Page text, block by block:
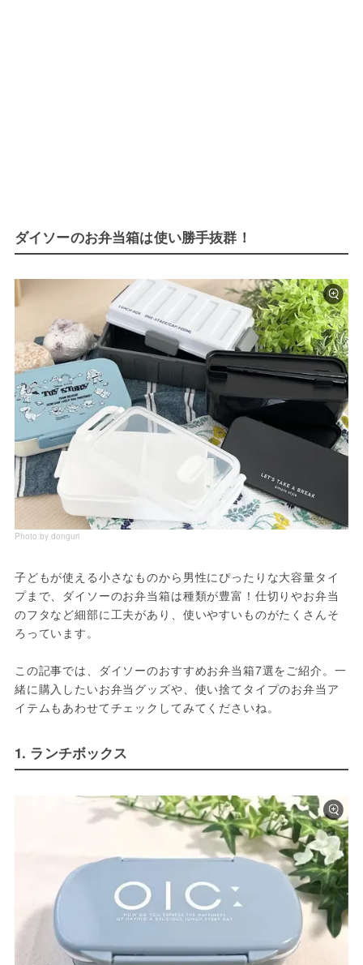
ダイソーのお弁当箱は使い勝手抜群！
Photo by donguri
子どもが使える小さなものから男性にぴったりな大容量タイ
プまで、ダイソーのお弁当箱は種類が豊富！仕切りやお弁当
のフタなど細部に工夫があり、使いやすいものがたくさんそ
ろっています。
この記事では、ダイソーのおすすめお弁当箱7選をご紹介。一
緒に購入したいお弁当グッズや、使い捨てタイプのお弁当ア
イテムもあわせてチェックしてみてくださいね。
1. ランチボックス